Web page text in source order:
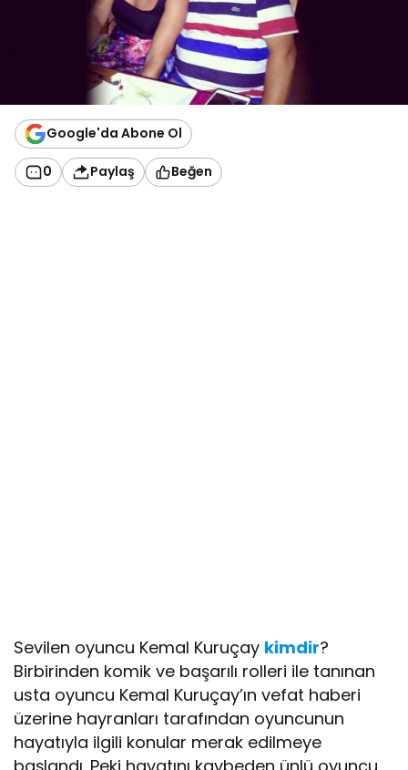
Google'da Abone Ol
0 Paylaş Beğen
Sevilen oyuncu Kemal Kuruçay kimdir?
Birbirinden komik ve başarılı rolleri ile tanınan
usta oyuncu Kemal Kuruçay’ın vefat haberi
üzerine hayranları tarafından oyuncunun
hayatıyla ilgili konular merak edilmeye